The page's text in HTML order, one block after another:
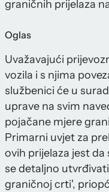
graničnih prijelaza
Oglas
Uvažavajući
vozila i s njima
službenici će u
uprave na svim
pojačane mjere
Primarni uvjet za
ovih prijelaza jest
se detaljno
graničnoj crti',